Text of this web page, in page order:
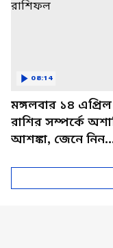
মঙ্গলবার ১৪
রাশির সম্পর্কে
আশঙ্কা, জেনে নিন
08:14